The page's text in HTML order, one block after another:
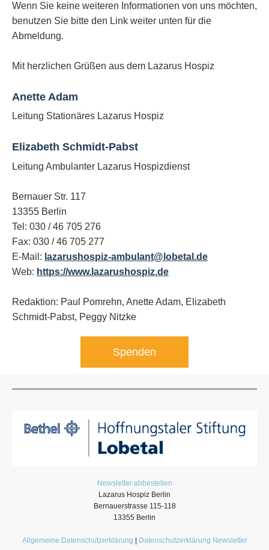
Wenn Sie keine weiteren Informationen von uns möchten,
benutzen Sie bitte den Link weiter unten für die
Abmeldung.
Mit herzlichen Grüßen aus dem Lazarus Hospiz
Anette Adam
Leitung Stationäres Lazarus Hospiz
Elizabeth Schmidt-Pabst
Leitung Ambulanter Lazarus Hospizdienst
Bernauer Str. 117
13355 Berlin
Tel: 030 / 46 705 276
Fax: 030 / 46 705 277
E-Mail: lazarushospiz-ambulant@lobetal.de
Web: https://www.lazarushospiz.de
Redaktion: Paul Pomrehn, Anette Adam, Elizabeth
Schmidt-Pabst, Peggy Nitzke
Spenden
Newsletter abbestellen
Lazarus Hospiz Berlin
Bernauerstrasse 115-118
13355 Berlin
Allgemeine Datenschutzerklärung Datenschutzerklärung Newsletter